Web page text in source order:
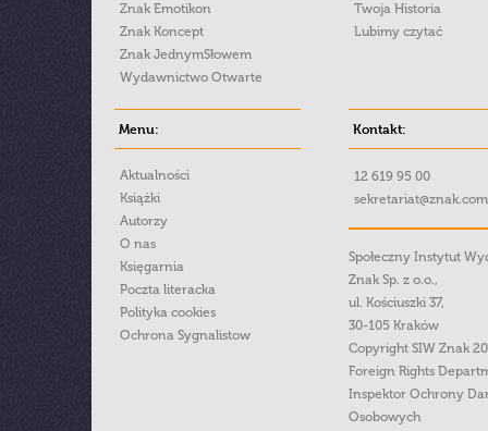
Znak Emotikon
Znak Koncept
Znak JednymSłowem
Wydawnictwo Otwarte
Twoja Historia
Lubimy czytać
Menu:
Aktualności
Książki
Autorzy
O nas
Księgarnia
Poczta literacka
Polityka cookies
Ochrona Sygnalistow
Kontakt:
12 619 95 00
Społeczny Instytut
Znak Sp. z o.o.,
ul. Kościuszki 37,
30-105 Kraków
Copyright SIW Znak
Foreign Rights
Inspektor Ochrony
Osobowych